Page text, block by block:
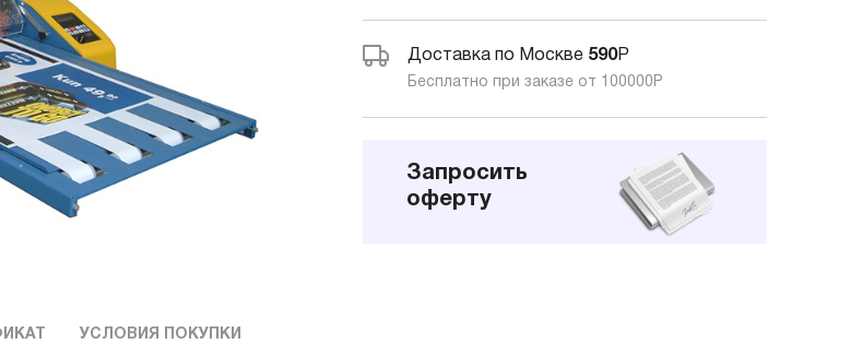
Доставка по Москве 590Р
Бесплатно при заказе от 100000 Р
Запросить
оферту
УСЛОВИЯ ПОКУПКИ